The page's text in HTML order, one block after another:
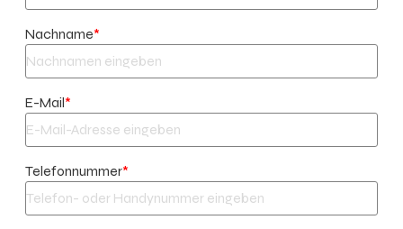
Nachname*
E-Mail*
Telefonnummer*